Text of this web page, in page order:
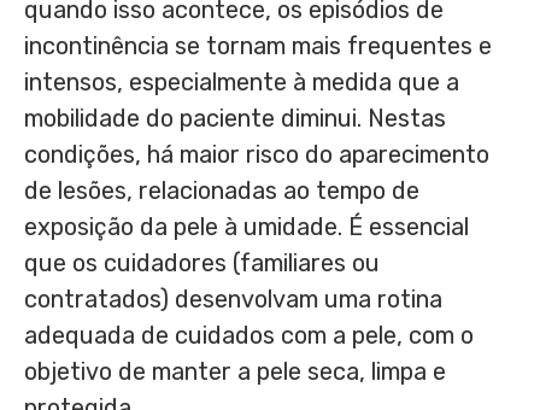
quando isso acontece, os episódios de
incontinência se tornam mais frequentes e
intensos, especialmente à medida que a
mobilidade do paciente diminui. Nestas
condições, há maior risco do aparecimento
de lesões, relacionadas ao tempo de
exposição da pele à umidade. É essencial
que os cuidadores (familiares ou
contratados) desenvolvam uma rotina
adequada de cuidados com a pele, com o
objetivo de manter a pele seca, limpa e